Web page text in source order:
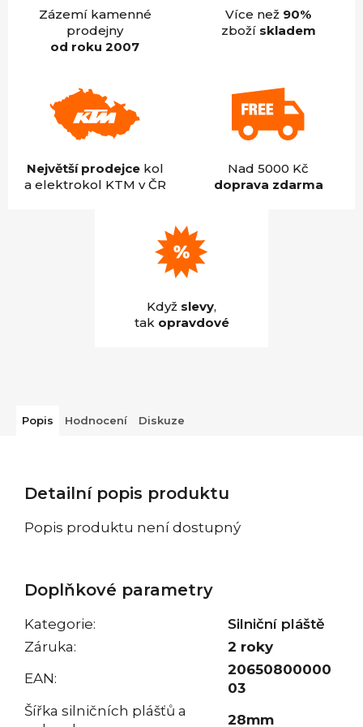
Zázemí kamenné
prodejny
od roku 2007
Více než 90%
zboží skladem
Největší prodejcekol
a elektrokol KTM v ČR
Nad 5000 Kč
doprava zdarma
Když slevy,
tak opravdové
Popis Hodnocení Diskuze
Detailní popis produktu
Popis produktu není dostupný
Doplňkové parametry
Kategorie:
Silniční pláště
Záruka:
2 roky
EAN:
20650800000
03
Šířka silničních plášťů a
28mm